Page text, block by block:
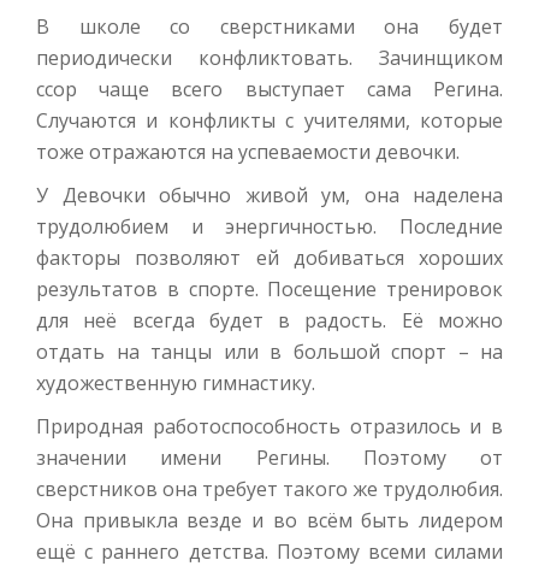
В школе со сверстниками она будет
периодически конфликтовать. Зачинщиком
ссор чаще всего выступает сама Регина.
Случаются и конфликты с учителями, которые
тоже отражаются на успеваемости девочки.
У Девочки обычно живой ум, она наделена
трудолюбием и энергичностью. Последние
факторы позволяют ей добиваться хороших
результатов в спорте. Посещение тренировок
для неё всегда будет в радость. Её можно
отдать на танцы или в большой спорт – на
художественную гимнастику.
Природная работоспособность отразилось и в
значении имени Регины. Поэтому от
сверстников она требует такого же трудолюбия.
Она привыкла везде и во всём быть лидером
ещё с раннего детства. Поэтому всеми силами